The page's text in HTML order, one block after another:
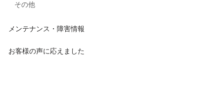
その他
メンテナンス・障害情報
お客様の声に応えました